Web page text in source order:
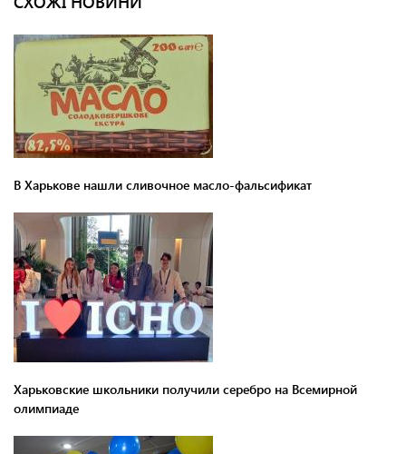
В Харькове нашли сливочное масло-фальсификат
Харьковские школьники получили серебро на Всемирной
олимпиаде